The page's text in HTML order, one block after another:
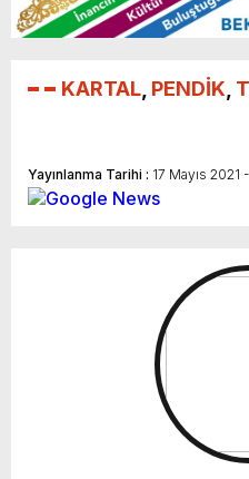
KARTAL, PENDİK,
Yayınlanma Tarihi : 17 Mayıs 2021